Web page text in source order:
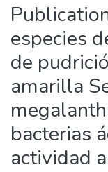
especies
de
amarilla
bacterias
actividad